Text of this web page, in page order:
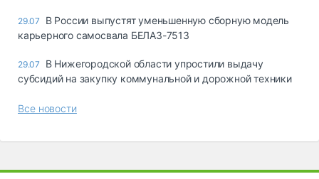
29.07
В России выпустят уменьшенную сборную модель
карьерного самосвала БЕЛАЗ-7513
29.07
В Нижегородской области упростили выдачу
субсидий на закупку коммунальной и дорожной техники
Все новости